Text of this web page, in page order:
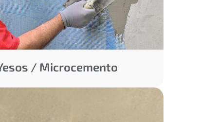
/ Microcemento